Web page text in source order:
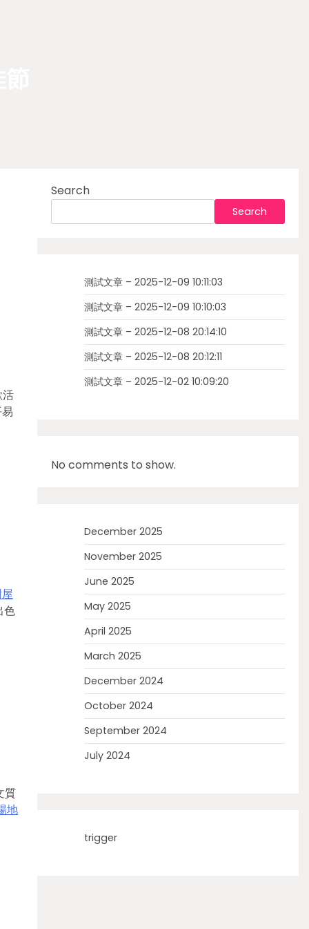
色
質
地
Search
Search
測試文章 – 2025-12-09 10:11:03
測試文章 – 2025-12-09 10:10:03
測試文章 – 2025-12-08 20:14:10
測試文章 – 2025-12-08 20:12:11
測試文章 – 2025-12-02 10:09:20
No comments to show.
December 2025
November 2025
June 2025
May 2025
April 2025
March 2025
December 2024
October 2024
September 2024
July 2024
trigger